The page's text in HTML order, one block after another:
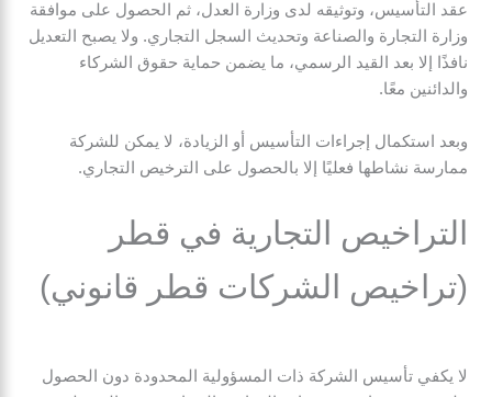
عقد التأسيس، وتوثيقه لدى وزارة العدل، ثم الحصول على موافقة
وزارة التجارة والصناعة وتحديث السجل التجاري. ولا يصبح التعديل
نافذًا إلا بعد القيد الرسمي، ما يضمن حماية حقوق الشركاء
والدائنين معًا.
وبعد استكمال إجراءات التأسيس أو الزيادة، لا يمكن للشركة
ممارسة نشاطها فعليًا إلا بالحصول على الترخيص التجاري.
التراخيص التجارية في قطر
(تراخيص الشركات قطر قانوني)
لا يكفي تأسيس الشركة ذات المسؤولية المحدودة دون الحصول